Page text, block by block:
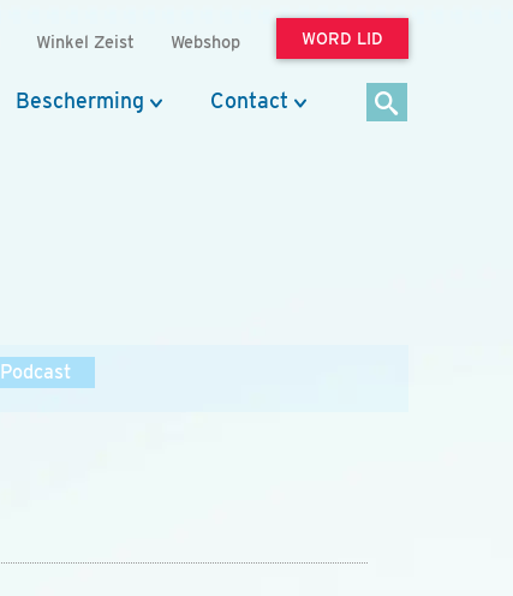
Winkel Zeist Webshop WORD LID
Bescherming Contact
Podcast